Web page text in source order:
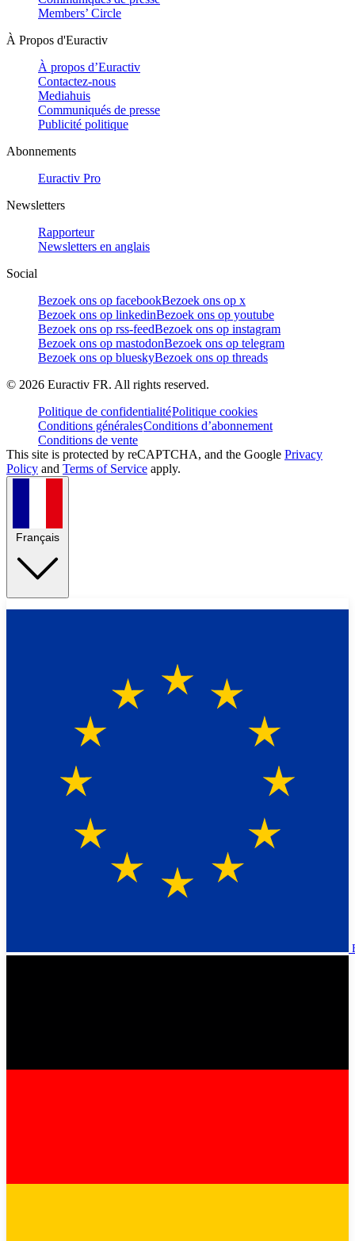
Members’ Circle
À Propos d'Euractiv
À propos d’Euractiv
Contactez-nous
Mediahuis
Communiqués de presse
Publicité politique
Abonnements
Euractiv Pro
Newsletters
Rapporteur
Newsletters en anglais
Social
Bezoek ons op facebookBezoek ons op x
Bezoek ons op linkedinBezoek ons op youtube
Bezoek ons op rss-feedBezoek ons op instagram
Bezoek ons op mastodonBezoek ons op telegram
Bezoek ons op blueskyBezoek ons op threads
© 2026 Euractiv FR. All rights reserved.
Politique de confidentialitéPolitique cookies
Conditions généralesConditions d’abonnement
Conditions de vente
This site is protected by reCAPTCHA, and the Google Privacy
Policy and Terms of Service apply.
Français